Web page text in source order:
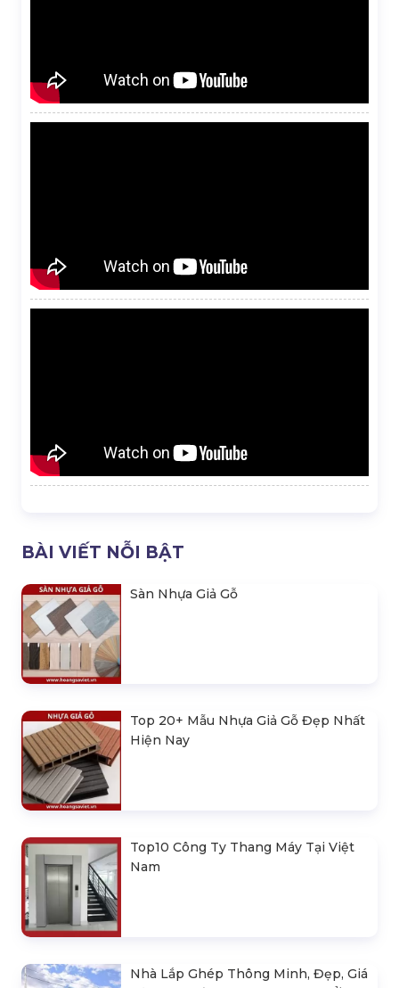
BÀI VIẾT NỖI BẬT
Sàn Nhựa Giả Gỗ
Top 20+ Mẫu Nhựa Giả Gỗ Đẹp Nhất
Hiện Nay
Top10 Công Ty Thang Máy Tại Việt
Nam
Nhà Lắp Ghép Thông Minh, Đẹp, Giá